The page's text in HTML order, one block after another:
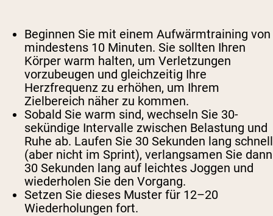
Beginnen Sie mit einem Aufwärmtraining von
mindestens 10 Minuten. Sie sollten Ihren
Körper warm halten, um Verletzungen
vorzubeugen und gleichzeitig Ihre
Herzfrequenz zu erhöhen, um Ihrem
Zielbereich näher zu kommen.
Sobald Sie warm sind, wechseln Sie 30-
sekündige Intervalle zwischen Belastung und
Ruhe ab. Laufen Sie 30 Sekunden lang schnell
(aber nicht im Sprint), verlangsamen Sie dann
30 Sekunden lang auf leichtes Joggen und
wiederholen Sie den Vorgang.
Setzen Sie dieses Muster für 12–20
Wiederholungen fort.